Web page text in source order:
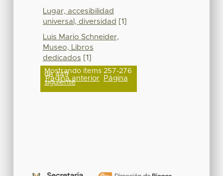
Lugar, accesibilidad
universal, diversidad [1]
Luis Mario Schneider,
Museo, Libros
dedicados [1]
Mostrando ítems 257-276
de 449
Página anterior Página
siguiente